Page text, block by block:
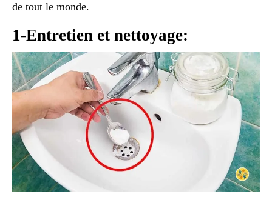
de tout le monde.
1-Entretien et nettoyage: